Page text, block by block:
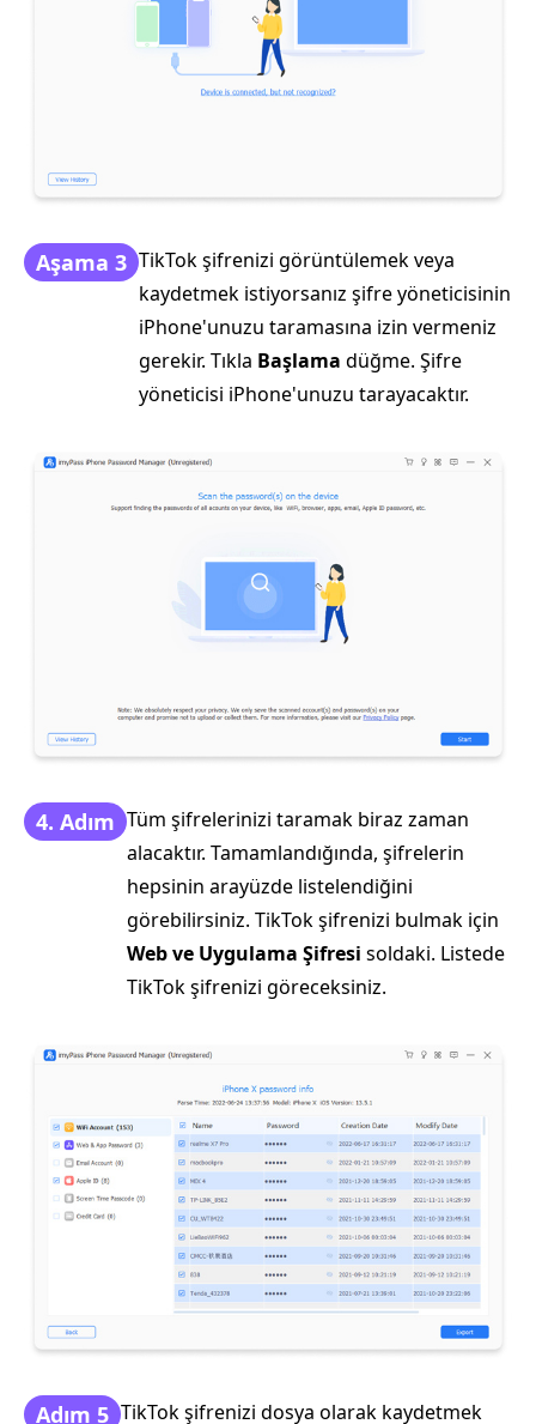
Aşama 3 TikTok şifrenizi görüntülemek veya
kaydetmek istiyorsanız şifre yöneticisinin
iPhone'unuzu taramasına izin vermeniz
gerekir. Tıkla Başlama düğme. Şifre
yöneticisi iPhone'unuzu tarayacaktır.
4. Adım Tüm şifrelerinizi taramak biraz zaman
alacaktır. Tamamlandığında, şifrelerin
hepsinin arayüzde listelendiğini
görebilirsiniz. TikTok şifrenizi bulmak için
Web ve Uygulama Şifresi soldaki. Listede
TikTok şifrenizi göreceksiniz.
Adım 5 TikTok şifrenizi dosya olarak kaydetmek